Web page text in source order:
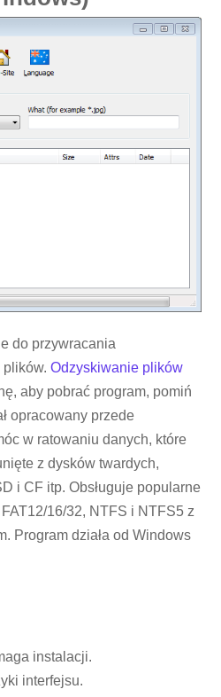
do przywracania
plików.Odzyskiwanie plików
aby pobrać program, pomiń
opracowany przede
w ratowaniu danych, które
z dysków twardych,
i CF itp. Obsługuje popularne
16/32, NTFS i NTFS5 z
Program działa od Windows
instalacji.
interfejsu.